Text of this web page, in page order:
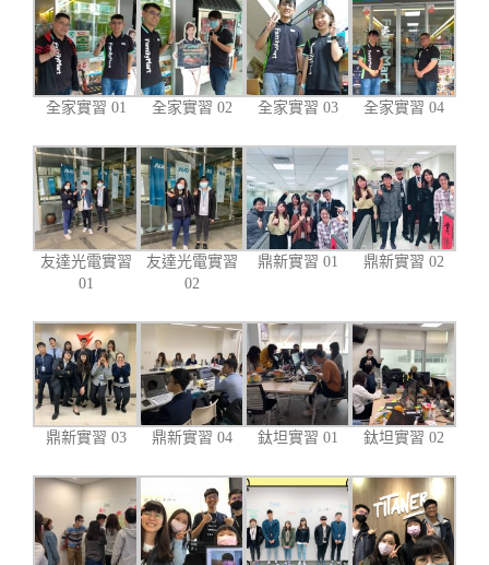
全家實習 01 全家實習 02 全家實習 03 全家實習 04
友達光電實習
01
友達光電實習
02
鼎新實習 01 鼎新實習 02
鼎新實習 03 鼎新實習 04 鈦坦實習 01 鈦坦實習 02